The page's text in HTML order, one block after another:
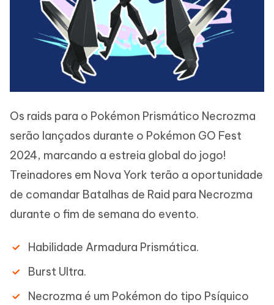
Os raids para o Pokémon Prismático Necrozma
serão lançados durante o Pokémon GO Fest
2024, marcando a estreia global do jogo!
Treinadores em Nova York terão a oportunidade
de comandar Batalhas de Raid para Necrozma
durante o fim de semana do evento.
Habilidade Armadura Prismática.
Burst Ultra.
Necrozma é um Pokémon do tipo Psíquico